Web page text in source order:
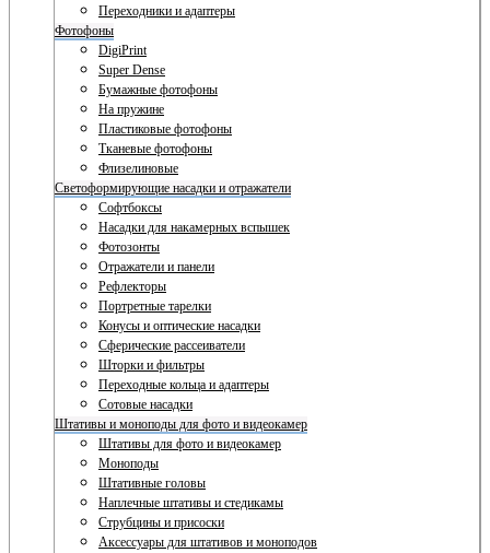
Переходники и адаптеры
Фотофоны
DigiPrint
Super Dense
Бумажные фотофоны
На пружине
Пластиковые фотофоны
Тканевые фотофоны
Флизелиновые
Светоформирующие насадки и отражатели
Софтбоксы
Насадки для накамерных вспышек
Фотозонты
Отражатели и панели
Рефлекторы
Портретные тарелки
Конусы и оптические насадки
Сферические рассеиватели
Шторки и фильтры
Переходные кольца и адаптеры
Сотовые насадки
Штативы и моноподы для фото и видеокамер
Штативы для фото и видеокамер
Моноподы
Штативные головы
Наплечные штативы и стедикамы
Струбцины и присоски
Аксессуары для штативов и моноподов